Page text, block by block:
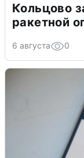
Кольцово
ракетной
6 августа 0